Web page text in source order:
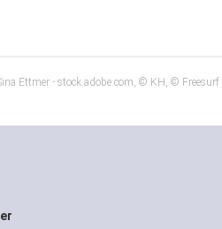
Ettmer - stock.adobe.com, © KH, © Freesurf